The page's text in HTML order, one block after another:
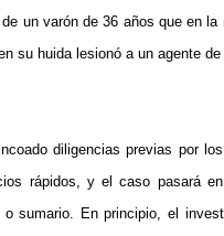
un varón de 36 años que en
su huida lesionó a un agente
diligencias previas por
rápidos, y el caso pasará
o sumario. En principio, el